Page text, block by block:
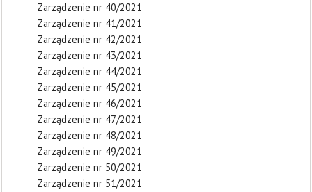
Zarządzenie nr 40/2021
Zarządzenie nr 41/2021
Zarządzenie nr 42/2021
Zarządzenie nr 43/2021
Zarządzenie nr 44/2021
Zarządzenie nr 45/2021
Zarządzenie nr 46/2021
Zarządzenie nr 47/2021
Zarządzenie nr 48/2021
Zarządzenie nr 49/2021
Zarządzenie nr 50/2021
Zarządzenie nr 51/2021